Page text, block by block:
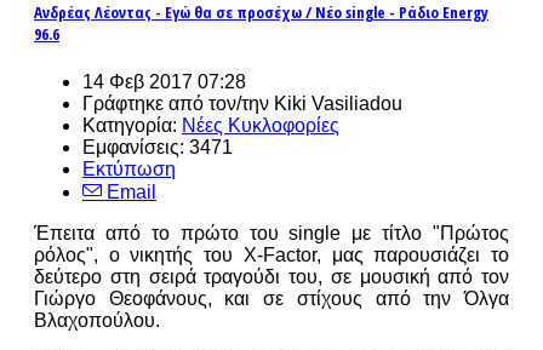
Ανδρέας Λέοντας - Εγώ θα σε προσέχω / Νέο single - Ράδιο Energy
96.6
14 Φεβ 2017 07:28
Γράφτηκε από τον/την Kiki Vasiliadou
Κατηγορία: Νέες Κυκλοφορίες
Εμφανίσεις: 3471
Εκτύπωση
Email
Έπειτα από το πρώτο του single με τίτλο "Πρώτος
ρόλος", ο νικητής του X-Factor, μας παρουσιάζει το
δεύτερο στη σειρά τραγούδι του, σε μουσική από τον
Γιώργο Θεοφάνους, και σε στίχους από την Όλγα
Βλαχοπούλου.